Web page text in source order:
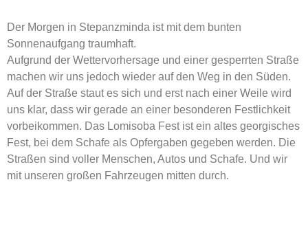
Der Morgen in Stepanzminda ist mit dem bunten
Sonnenaufgang traumhaft.
Aufgrund der Wettervorhersage und einer gesperrten Straße
machen wir uns jedoch wieder auf den Weg in den Süden.
Auf der Straße staut es sich und erst nach einer Weile wird
uns klar, dass wir gerade an einer besonderen Festlichkeit
vorbeikommen. Das Lomisoba Fest ist ein altes georgisches
Fest, bei dem Schafe als Opfergaben gegeben werden. Die
Straßen sind voller Menschen, Autos und Schafe. Und wir
mit unseren großen Fahrzeugen mitten durch.